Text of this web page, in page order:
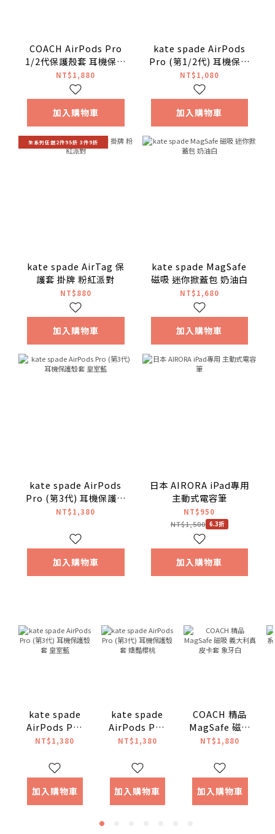
COACH AirPods Pro
1/2代保護殼套 耳機保護
套- 經典卡其
NT$1,880
加入購物車
kate spade AirPods
Pro (第1/2代) 耳機保護
殼套 泡泡粉紅
NT$1,080
加入購物車
全系列任選2件95折 3件9折
kate spade AirTag 保
護套 掛牌 粉紅派對
NT$880
加入購物車
kate spade MagSafe
磁吸 迷你掀蓋包 奶油白
NT$1,680
加入購物車
kate spade AirPods
Pro (第3代) 耳機保護殼
套 皇室藍
NT$1,380
加入購物車
日本 AIRORA iPad專用
主動式電容筆
NT$950
NT$1,500 6.3折
加入購物車
kate spade
AirPods Pro
(第3代) 耳機保
NT$1,380
加入購物車
kate spade
AirPods Pro
(第3代) 耳機保
桃
NT$1,380
加入購物車
COACH 精品
MagSafe 磁吸
義大利真皮卡
NT$1,880
加入購物車